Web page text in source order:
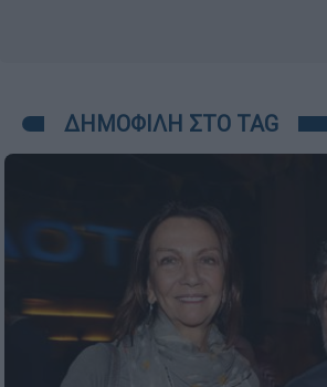
ΔΗΜΟΦΙΛΗ ΣΤΟ TAG